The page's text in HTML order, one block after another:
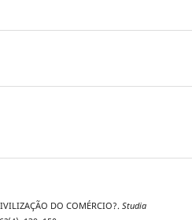
DO COMÉRCIO?. Studia